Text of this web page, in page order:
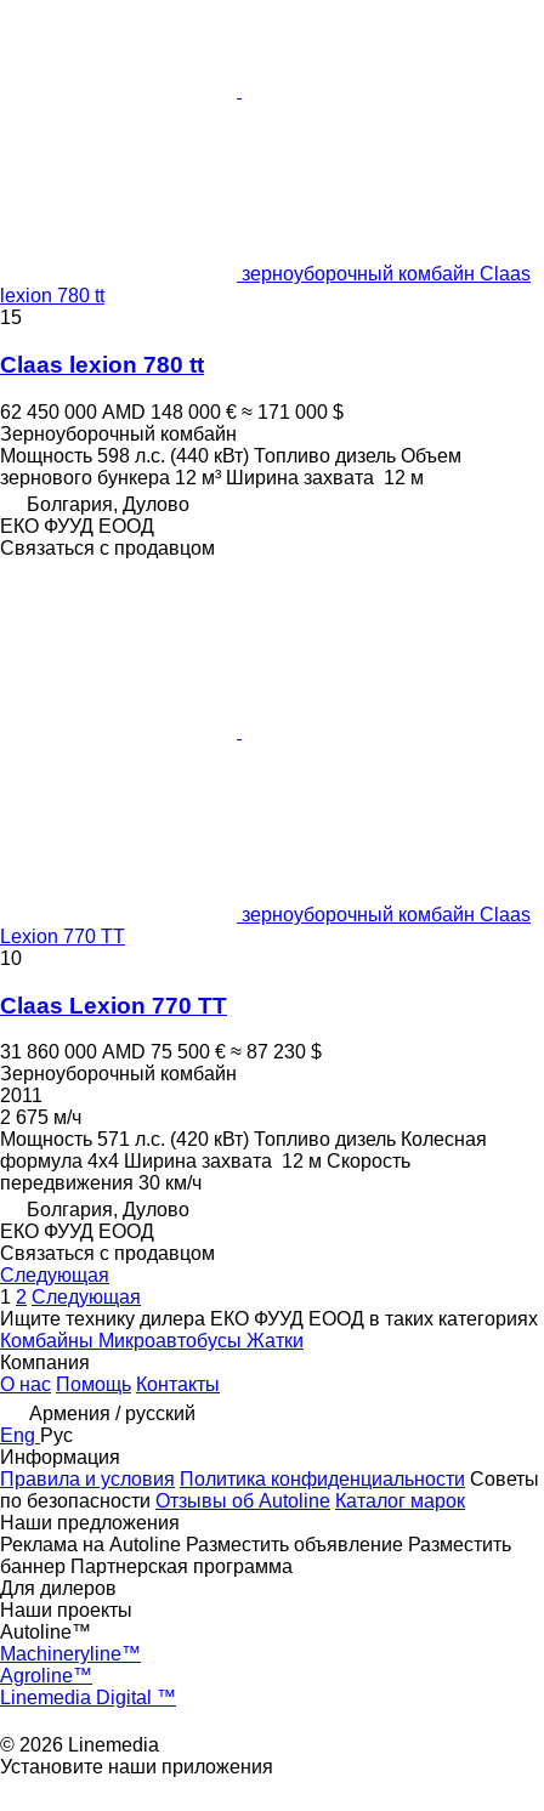
зерноуборочный комбайн Claas
lexion 780 tt
15
Claas lexion 780 tt
62 450 000 AMD 148 000 € ≈ 171 000 $
Зерноуборочный комбайн
Мощность 598 л.с. (440 кВт) Топливо дизель Объем
зернового бункера 12 м³ Ширина захвата 12 м
Болгария, Дулово
ЕКО ФУУД ЕООД
Связаться с продавцом
зерноуборочный комбайн Claas
Lexion 770 TT
10
Claas Lexion 770 TT
31 860 000 AMD 75 500 € ≈ 87 230 $
Зерноуборочный комбайн
2011
2 675 м/ч
Мощность 571 л.с. (420 кВт) Топливо дизель Колесная
формула 4x4 Ширина захвата 12 м Скорость
передвижения 30 км/ч
Болгария, Дулово
ЕКО ФУУД ЕООД
Связаться с продавцом
Следующая
1 2 Следующая
Ищите технику дилера ЕКО ФУУД ЕООД в таких категориях
Комбайны Микроавтобусы Жатки
Компания
О нас Помощь Контакты
Армения / русский
Eng Рус
Информация
Правила и условия Политика конфиденциальности Советы
по безопасности Отзывы об Autoline Каталог марок
Наши предложения
Реклама на Autoline Разместить объявление Разместить
баннер Партнерская программа
Для дилеров
Наши проекты
Autoline™
Machineryline™
Agroline™
Linemedia Digital ™
© 2026 Linemedia
Установите наши приложения